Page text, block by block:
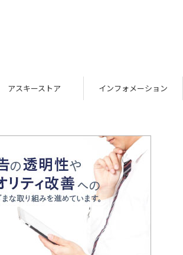
アスキーストア インフォメーション